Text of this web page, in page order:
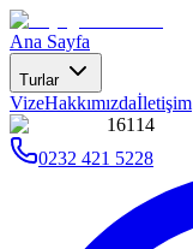
Ana Sayfa
Turlar
VizeHakkımızdaİletişim
16114
0232 421 5228